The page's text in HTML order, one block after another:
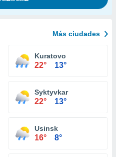
Más ciudades
Kuratovo
22° 13°
Syktyvkar
22° 13°
Usinsk
16° 8°